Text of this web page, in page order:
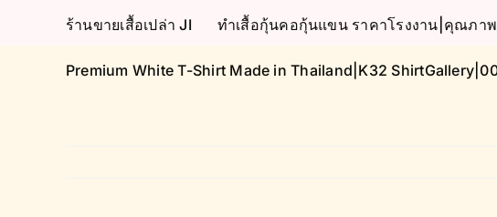
ร้านขายเสื้อเปล่า JI ทำเสื้อกุ้นคอกุ้นแขน ราคาโรงงาน|คุณภา
Premium White T-Shirt Made in Thailand|K32